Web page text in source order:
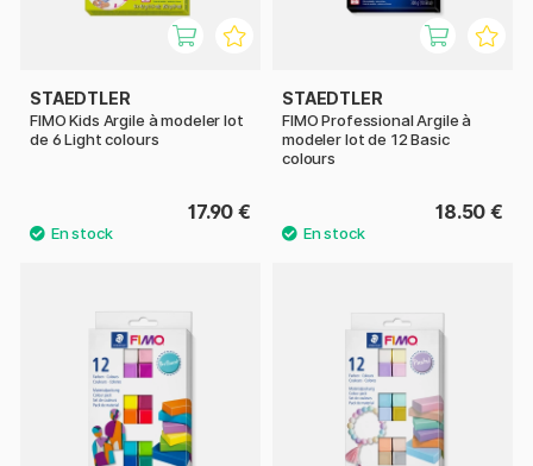
STAEDTLER
FIMO Kids Argile à modeler lot
de 6 Light colours
17.90 €
STAEDTLER
FIMO Professional Argile à
modeler lot de 12 Basic
colours
18.50 €